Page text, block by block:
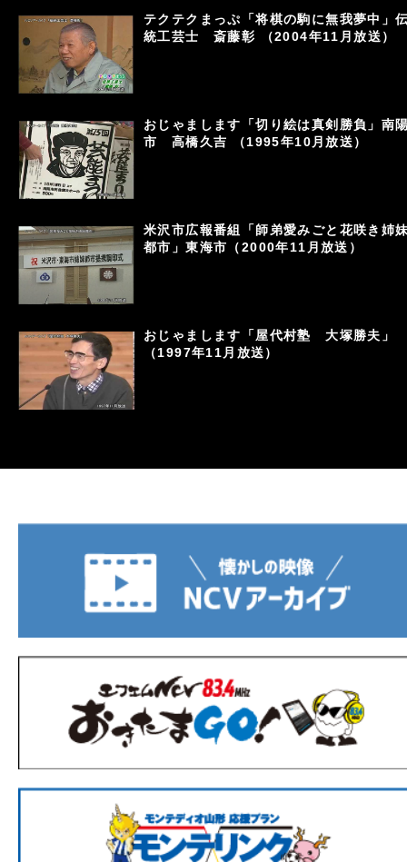
テクテクまっぷ「将棋の駒に無我夢中」
統工芸士 斎藤彰 （2004年11月放送）
おじゃまします「切り絵は真剣勝負」南
市 高橋久吉 （1995年10月放送）
米沢市広報番組「師弟愛みごと花咲き姉
都市」東海市（2000年11月放送）
おじゃまします「屋代村塾 大塚勝夫」
（1997年11月放送）